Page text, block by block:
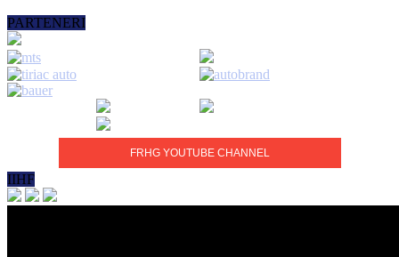
PARTENERI
FRHG YOUTUBE CHANNEL
IIHF